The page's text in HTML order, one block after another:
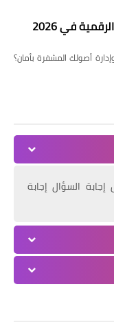
أفضل 13 محفظة للعملات الرقمية في 2026
أصولك المشفرة بأمان؟
إجابة السؤال إجابة